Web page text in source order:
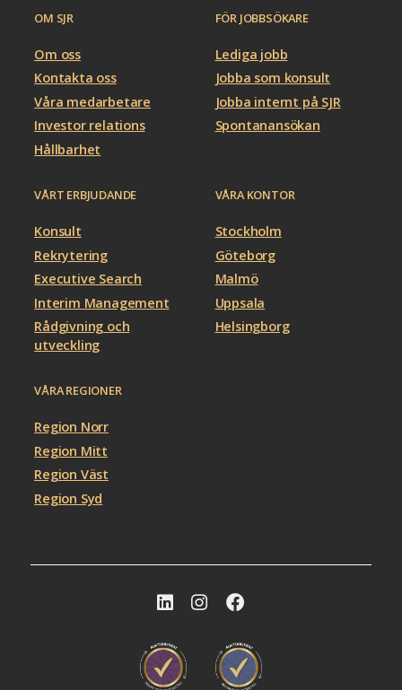
OM SJR
Om oss
Kontakta oss
Våra medarbetare
Investor relations
Hållbarhet
FÖR JOBBSÖKARE
Lediga jobb
Jobba som konsult
Jobba internt på SJR
Spontanansökan
VÅRT ERBJUDANDE
Konsult
Rekrytering
Executive Search
Interim Management
Rådgivning och
utveckling
VÅRA KONTOR
Stockholm
Göteborg
Malmö
Uppsala
Helsingborg
VÅRA REGIONER
Region Norr
Region Mitt
Region Väst
Region Syd